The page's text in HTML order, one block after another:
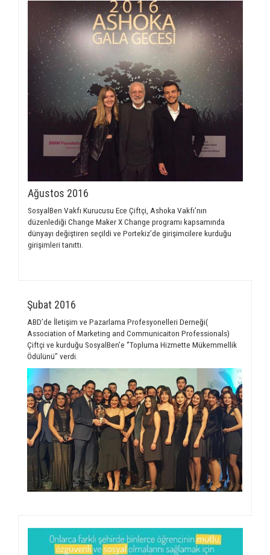
Ağustos 2016
SosyalBen Vakfı Kurucusu Ece Çiftçi, Ashoka Vakfı’nın
düzenlediği Change Maker X Change programı kapsamında
dünyayı değiştiren seçildi ve Portekiz’de girişimcilere kurduğu
girişimleri tanıttı.
Şubat 2016
ABD’de İletişim ve Pazarlama Profesyonelleri Derneği(
Association of Marketing and Communicaiton Professionals)
Çiftçi ve kurduğu SosyalBen’e ‘’Topluma Hizmette Mükemmellik
Ödülünü’’ verdi.